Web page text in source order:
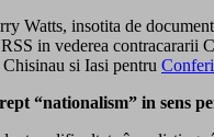
Watts, insotita de
in vederea contracararii
Chisinau si Iasi pentru
“nationalism” in sens